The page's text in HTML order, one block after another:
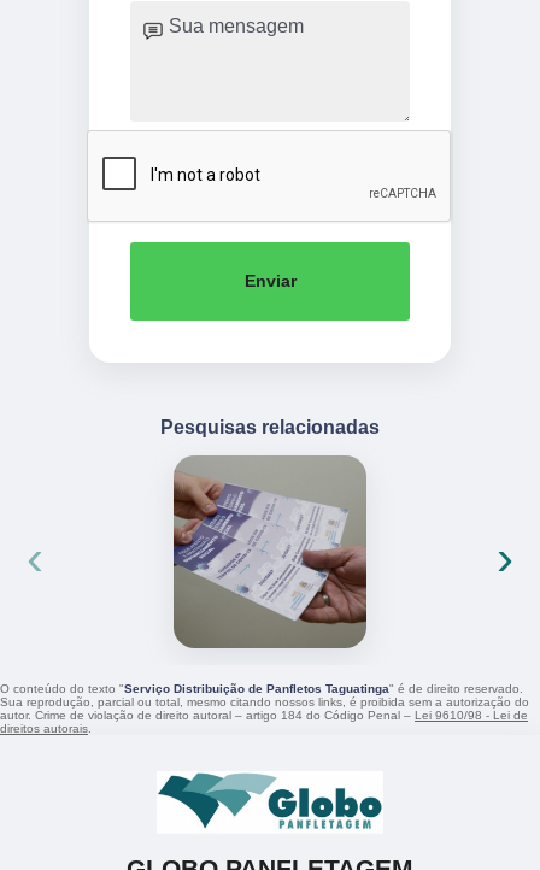
Enviar
Pesquisas relacionadas
‹ ›
O conteúdo do texto "Serviço Distribuição de Panfletos Taguatinga" é de direito reservado.
Sua reprodução, parcial ou total, mesmo citando nossos links, é proibida sem a autorização do
autor. Crime de violação de direito autoral – artigo 184 do Código Penal – Lei 9610/98 - Lei de
direitos autorais.